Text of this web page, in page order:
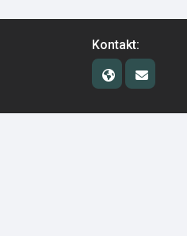
Kontakt: